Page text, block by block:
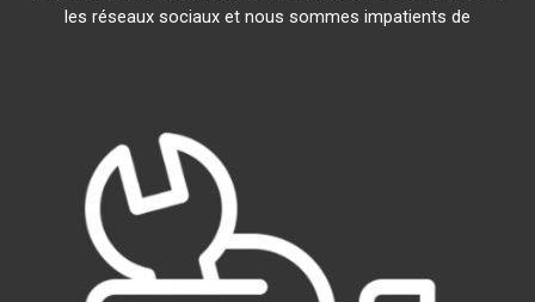
les réseaux sociaux et nous sommes impatients de